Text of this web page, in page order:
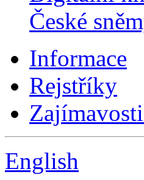
České
Informace
Rejstříky
English